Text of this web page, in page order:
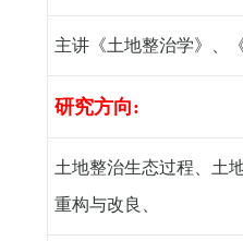
主讲《土地整治学》、
研究方向:
土地整治生态过程、土
重构与改良、